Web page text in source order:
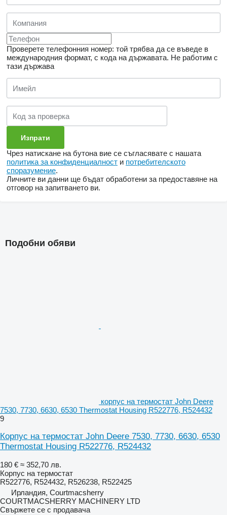
Проверете телефонния номер: той трябва да се въведе в
международния формат, с кода на държавата. Не работим с
тази държава
Чрез натискане на бутона вие се съгласявате с нашата
политика за конфиденциалност и потребителското
споразумение.
Личните ви данни ще бъдат обработени за предоставяне на
отговор на запитването ви.
Подобни обяви
корпус на термостат John Deere
7530, 7730, 6630, 6530 Thermostat Housing R522776, R524432
9
Корпус на термостат John Deere 7530, 7730, 6630, 6530
Thermostat Housing R522776, R524432
180 € ≈ 352,70 лв.
Корпус на термостат
R522776, R524432, R526238, R522425
Ирландия, Courtmacsherry
COURTMACSHERRY MACHINERY LTD
Свържете се с продавача